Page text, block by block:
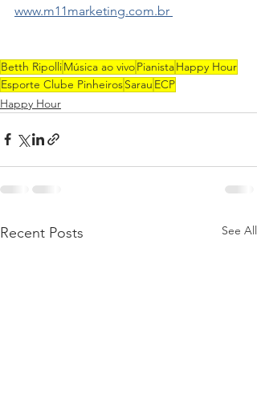
www.m11marketing.com.br
Betth RipolliMúsica ao vivoPianistaHappy Hour
Esporte Clube PinheirosSarau ECP
Happy Hour
Recent Posts See All